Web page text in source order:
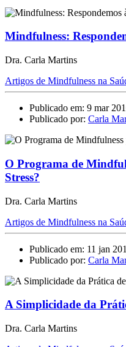
Mindfulness:
Dra. Carla Martins
Artigos de Mindfulness na
Publicado em: 9 mar
Publicado por: Carla
O Programa de
Stress?
Dra. Carla Martins
Artigos de Mindfulness na
Publicado em: 11 jan
Publicado por: Carla
A Simplicidade da
Dra. Carla Martins